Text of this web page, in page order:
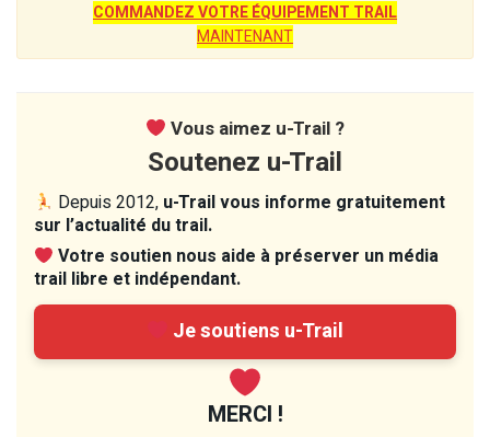
COMMANDEZ VOTRE ÉQUIPEMENT TRAIL
MAINTENANT
Vous aimez u-Trail ?
Soutenez u-Trail
Depuis 2012, u-Trail vous informe gratuitement
sur l’actualité du trail.
Votre soutien nous aide à préserver un média
trail libre et indépendant.
Je soutiens u-Trail
MERCI !